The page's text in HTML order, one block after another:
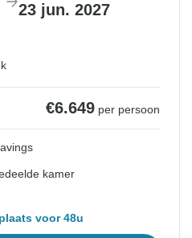
23 jun. 2027
€6.649 per persoon
kamer
voor 48u